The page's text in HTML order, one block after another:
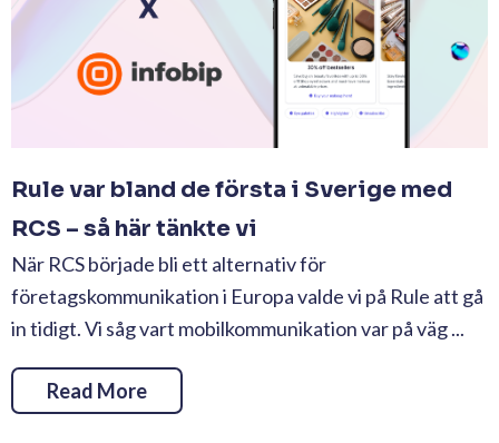
Rule var bland de första i Sverige med
RCS – så här tänkte vi
När RCS började bli ett alternativ för
företagskommunikation i Europa valde vi på Rule att gå
in tidigt. Vi såg vart mobilkommunikation var på väg ...
Read More